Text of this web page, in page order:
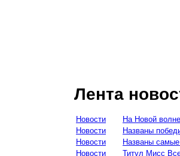
Лента
Новости
На Новой
Новости
Названы
Новости
Названы
Новости
Титул Мисс